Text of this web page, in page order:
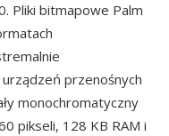
Pliki bitmapowe Palm
przenośnych
monochromatyczny
pikseli, 128 KB RAM i